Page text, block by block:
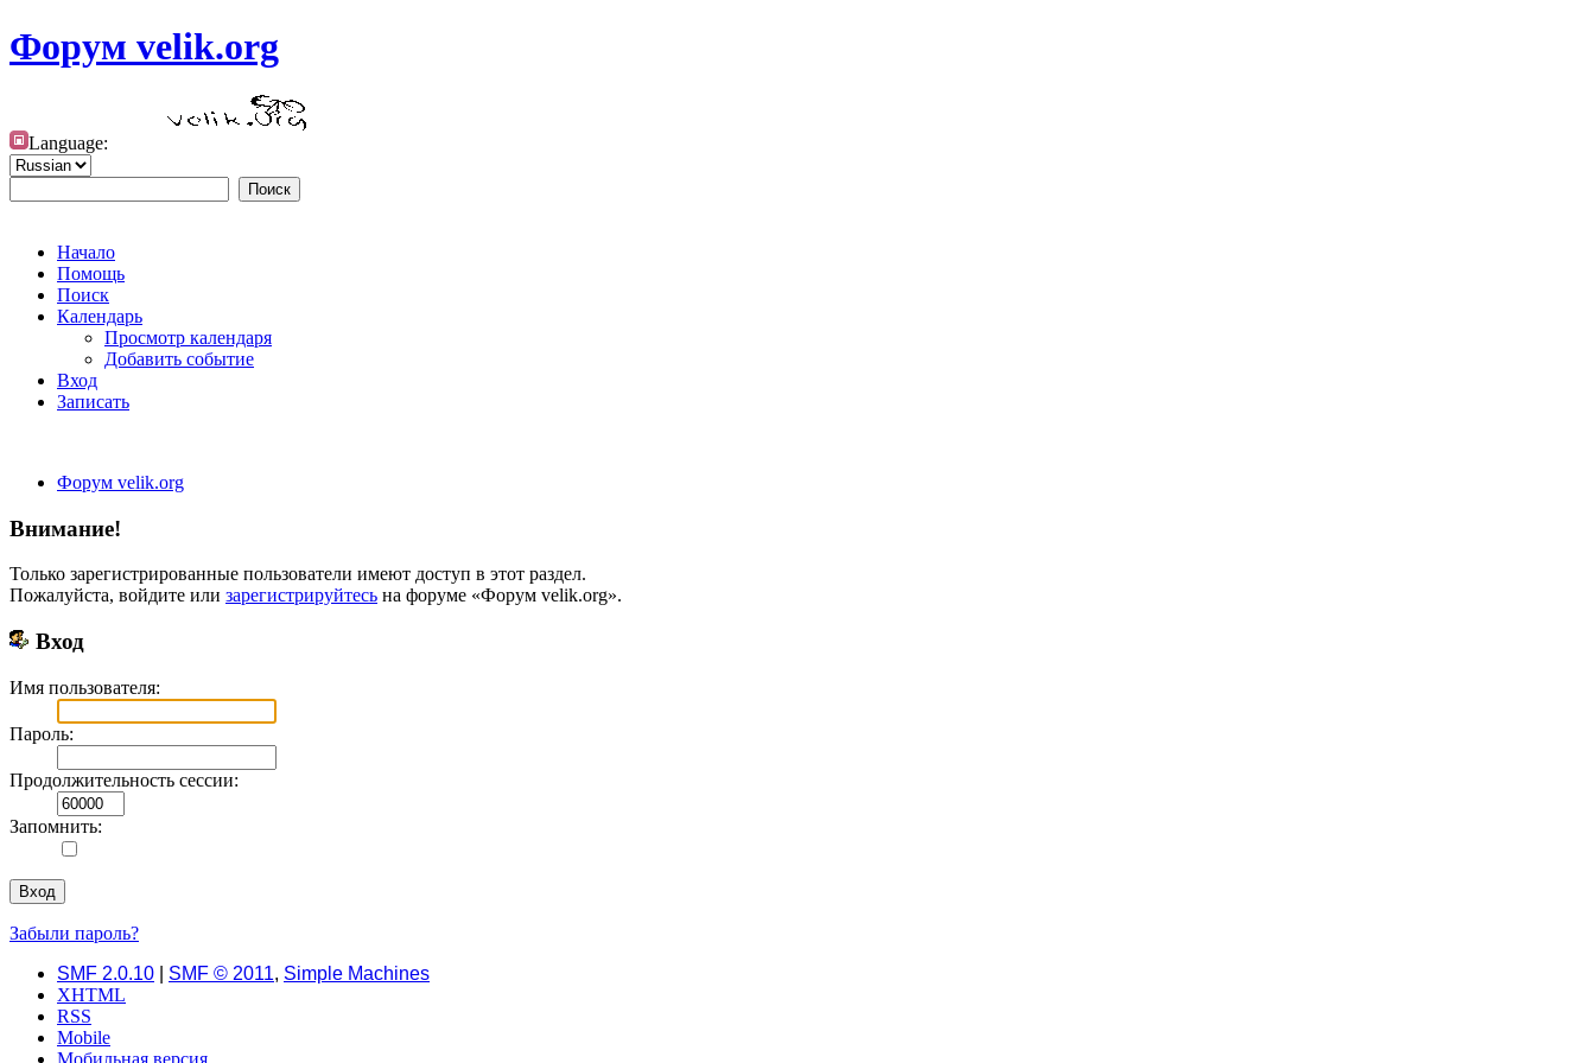
Форум velik.org
Language:
Начало
Помощь
Поиск
Календарь
Просмотр календаря
Добавить событие
Вход
Записать
Форум velik.org
Внимание!
Только зарегистрированные пользователи имеют доступ в этот раздел.
Пожалуйста, войдите или зарегистрируйтесь на форуме «Форум velik.org».
Вход
Имя пользователя:
Пароль:
Продолжительность сессии:
Запомнить:
Забыли пароль?
SMF 2.0.10
SMF © 2011, Simple Machines
XHTML
RSS
Mobile
Мобильная версия